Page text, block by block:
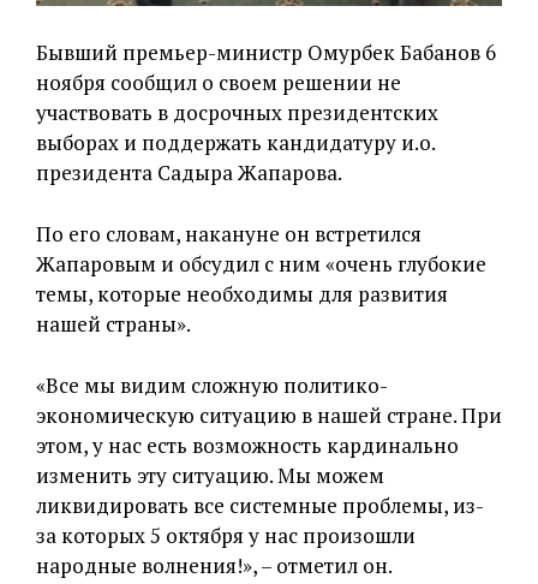
Бывший премьер-министр Омурбек Бабанов 6
ноября сообщил о своем решении не
участвовать в досрочных президентских
выборах и поддержать кандидатуру и.о.
президента Садыра Жапарова.
По его словам, накануне он встретился
Жапаровым и обсудил с ним «очень глубокие
темы, которые необходимы для развития
нашей страны».
«Все мы видим сложную политико-
экономическую ситуацию в нашей стране. При
этом, у нас есть возможность кардинально
изменить эту ситуацию. Мы можем
ликвидировать все системные проблемы, из-
за которых 5 октября у нас произошли
народные волнения!», – отметил он.